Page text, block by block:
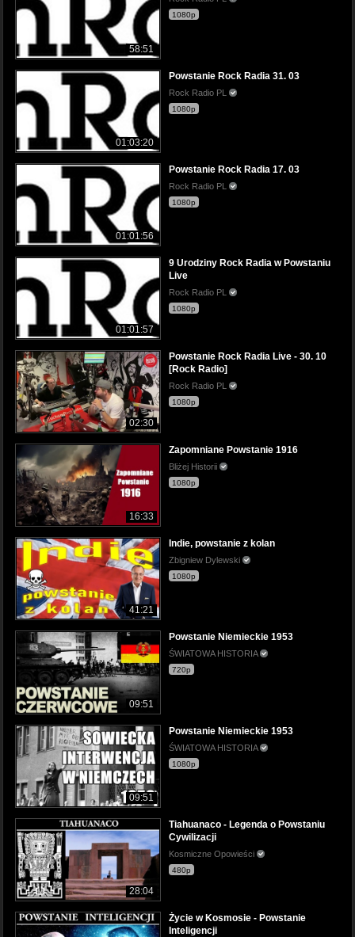
58:51
1080p
01:03:20
Powstanie Rock Radia 31. 03
Rock Radio PL
1080p
01:01:56
Powstanie Rock Radia 17. 03
Rock Radio PL
1080p
01:01:57
9 Urodziny Rock Radia w Powstaniu
Live
Rock Radio PL
1080p
02:30
Powstanie Rock Radia Live - 30. 10
[Rock Radio]
Rock Radio PL
1080p
16:33
Zapomniane Powstanie 1916
Bliżej Historii
1080p
41:21
Indie, powstanie z kolan
Zbigniew Dylewski
1080p
09:51
Powstanie Niemieckie 1953
ŚWIATOWA HISTORIA
720p
09:51
Powstanie Niemieckie 1953
ŚWIATOWA HISTORIA
1080p
28:04
Tiahuanaco - Legenda o Powstaniu
Cywilizacji
Kosmiczne Opowieści
480p
Życie w Kosmosie - Powstanie
Inteligencji